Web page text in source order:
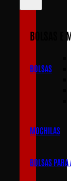
BOLSAS E
BOLSAS
MOCHILAS
BOLSAS